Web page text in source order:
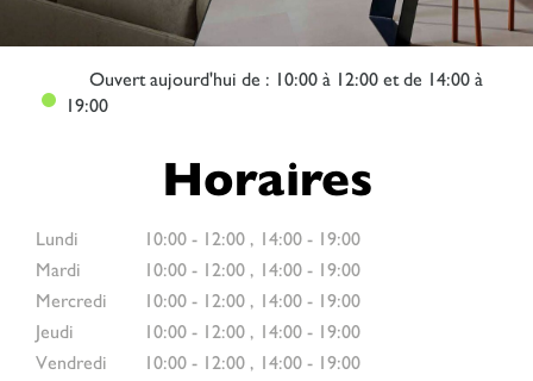
Ouvertaujourd'hui de : 10:00 à 12:00 et de 14:00 à
19:00
Horaires
Lundi 10:00 - 12:00 , 14:00 - 19:00
Mardi
10:00 - 12:00 , 14:00 - 19:00
Mercredi
10:00 - 12:00 , 14:00 - 19:00
Jeudi
10:00 - 12:00 , 14:00 - 19:00
Vendredi
10:00 - 12:00 , 14:00 - 19:00